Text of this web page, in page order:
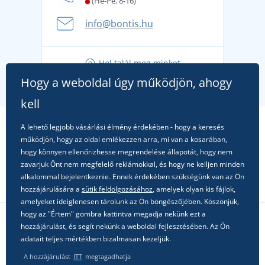
A nyári kaland a csomagolással kezdődik - készüljön
fel a gondtalan nyaralásra
alkalomra!
info@bontis.hu
Hol talál meg minket
Kövessen minket a közösségi hálózatokon
Hogy a weboldal úgy működjön, ahogy
kell
A lehető legjobb vásárlási élmény érdekében - hogy a keresés
működjön, hogy az oldal emlékezzen arra, mi van a kosarában,
hogy könnyen ellenőrizhesse megrendelése állapotát, hogy nem
zavarjuk Önt nem megfelelő reklámokkal, és hogy ne kelljen minden
alkalommal bejelentkeznie. Ennek érdekében szükségünk van az Ön
hozzájárulására a sütik feldolgozásához, amelyek olyan kis fájlok,
amelyeket ideiglenesen tárolunk az Ön böngészőjében. Köszönjük,
hogy az "Értem" gombra kattintva megadja nekünk ezt a
hozzájárulást, és segít nekünk a weboldal fejlesztésében. Az Ön
adatait teljes mértékben bizalmasan kezeljük.
A hozzájárulást ITT megtagadhatja